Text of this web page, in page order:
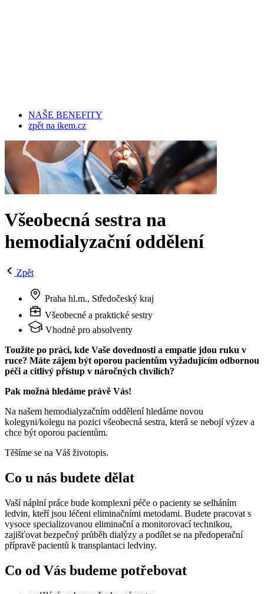
NAŠE BENEFITY
zpět na ikem.cz
Všeobecná sestra na
hemodialyzační oddělení
Zpět
Praha hl.m., Středočeský kraj
Všeobecné a praktické sestry
Vhodné pro absolventy
Toužíte po práci, kde Vaše dovednosti a empatie jdou ruku v
ruce? Máte zájem být oporou pacientům vyžadujícím odbornou
péči a citlivý přístup v náročných chvílích?
Pak možná hledáme právě Vás!
Na našem hemodialyzačním oddělení hledáme novou
kolegyni/kolegu na pozici všeobecná sestra, která se nebojí výzev a
chce být oporou pacientům.
Těšíme se na Váš životopis.
Co u nás budete dělat
Vaší náplní práce bude komplexní péče o pacienty se selháním
ledvin, kteří jsou léčeni eliminačními metodami. Budete pracovat s
vysoce specializovanou eliminační a monitorovací technikou,
zajišťovat bezpečný průběh dialýzy a podílet se na předoperační
přípravě pacientů k transplantaci ledviny.
Co od Vás budeme potřebovat